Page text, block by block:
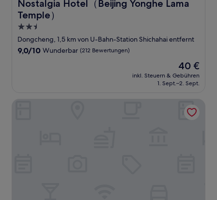
Nostalgia Hotel（Beijing Yonghe Lama
Temple）
Nostalgia Hotel（Beijing Yonghe Lama Temple）
2.5-
Sterne-
Unterkunft
Dongcheng, 1,5 km von U-Bahn-Station Shichahai entfernt
9.0
9,0/10 Wunderbar (212 Bewertungen)
Der
Preis
beträgt
40 €
inkl. Steuern & Gebühren
1. Sept.–2. Sept.